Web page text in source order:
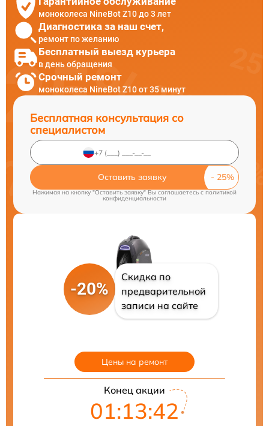
моноколеса NineBot Z10 до 3 лет
Диагностика за наш счет,
ремонт по желанию
Бесплатный выезд курьера
в день обращения
Срочный ремонт
моноколеса NineBot Z10 от 35 минут
Бесплатная консультация со
специалистом
Оставить заявку
Нажимая на кнопку "Оставить заявку" Вы соглашаетесь c политикой
конфиденциальности
-20%
Скидка по
предварительной
записи на сайте
Цены на ремонт
Конец акции
01:13:41